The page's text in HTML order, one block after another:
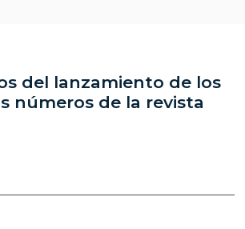
del lanzamiento de los
números de la revista